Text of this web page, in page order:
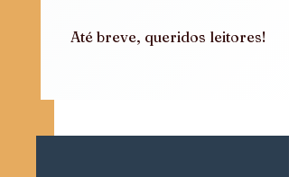
Até breve, queridos leitores!